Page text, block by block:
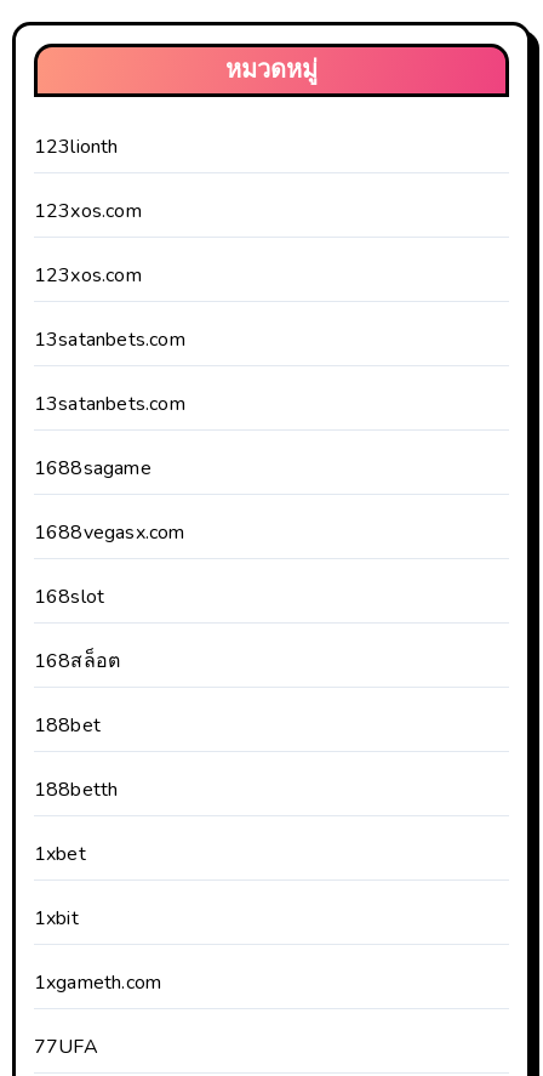
หมวดหมู่
123lionth
123xos.com
123xos.com
13satanbets.com
13satanbets.com
1688sagame
1688vegasx.com
168slot
168สล็อต
188bet
188betth
1xbet
1xbit
1xgameth.com
77UFA